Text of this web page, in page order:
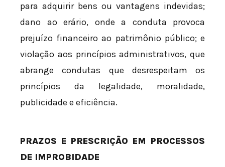
para adquirir bens ou vantagens indevidas;
dano ao erário, onde a conduta provoca
prejuízo financeiro ao patrimônio público; e
violação aos princípios administrativos, que
abrange condutas que desrespeitam os
princípios da legalidade, moralidade,
publicidade e eficiência.
PRAZOS E PRESCRIÇÃO EM PROCESSOS
DE IMPROBIDADE